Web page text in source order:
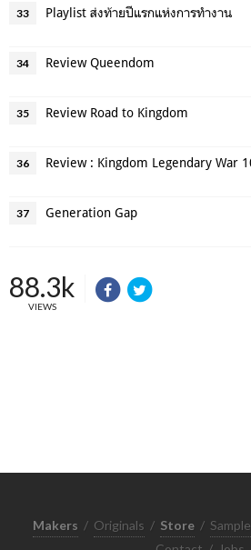
33 Playlist ส่งท้ายปีแรกแห่งการทำงาน
34 Review Queendom
35 Review Road to Kingdom
36
37 Generation Gap
88.3k
VIEWS
Makers / Originals / Store / Sample